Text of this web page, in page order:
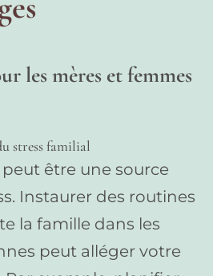
les mères et femmes
stress familial
être une source
Instaurer des routines
la famille dans les
peut alléger votre